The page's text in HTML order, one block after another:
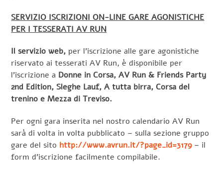
SERVIZIO ISCRIZIONI ON-LINE GARE AGONISTICHE
PER I TESSERATI AV RUN
Il servizio web, per l’iscrizione alle gare agonistiche
riservato ai tesserati AV Run, è disponibile per
l’iscrizione a Donne in Corsa, AV Run & Friends Party
2nd Edition, Sleghe Lauf, A tutta birra, Corsa del
trenino e Mezza di Treviso.
Per ogni gara inserita nel nostro calendario AV Run
sarà di volta in volta pubblicato – sulla sezione gruppo
gare del sito http://www.avrun.it/?page_id=3179– il
form d’iscrizione facilmente compilabile.